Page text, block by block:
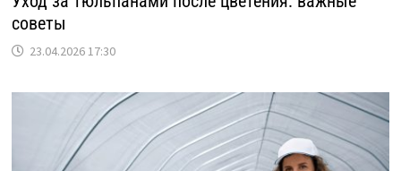
советы
23.04.2026 17:30